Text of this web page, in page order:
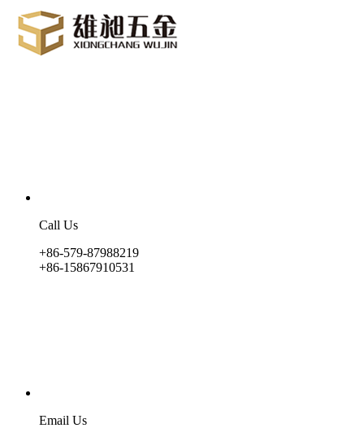
Call Us
+86-579-87988219
+86-15867910531
Email Us